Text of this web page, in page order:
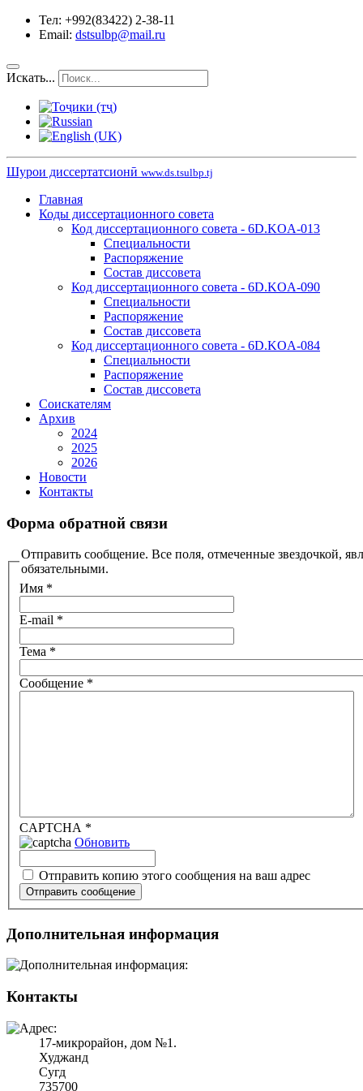
Тел: +992(83422) 2-38-11
Email: dstsulbp@mail.ru
Искать...
Шурои диссертатсионӣ www.ds.tsulbp.tj
Главная
Коды диссертационного совета
Код диссертационного совета - 6D.KOA-013
Специальности
Распоряжение
Состав диссовета
Код диссертационного совета - 6D.KOA-090
Специальности
Распоряжение
Состав диссовета
Код диссертационного совета - 6D.KOA-084
Специальности
Распоряжение
Состав диссовета
Соискателям
Архив
2024
2025
2026
Новости
Контакты
Форма обратной связи
Отправить сообщение. Все поля, отмеченные звездочкой,
обязательными.
Имя *
E-mail *
Тема *
Сообщение *
CAPTCHA *
Обновить
Отправить копию этого сообщения на ваш адрес
Отправить сообщение
Дополнительная информация
Контакты
17-микрорайон, дом №1.
Худжанд
Сугд
735700